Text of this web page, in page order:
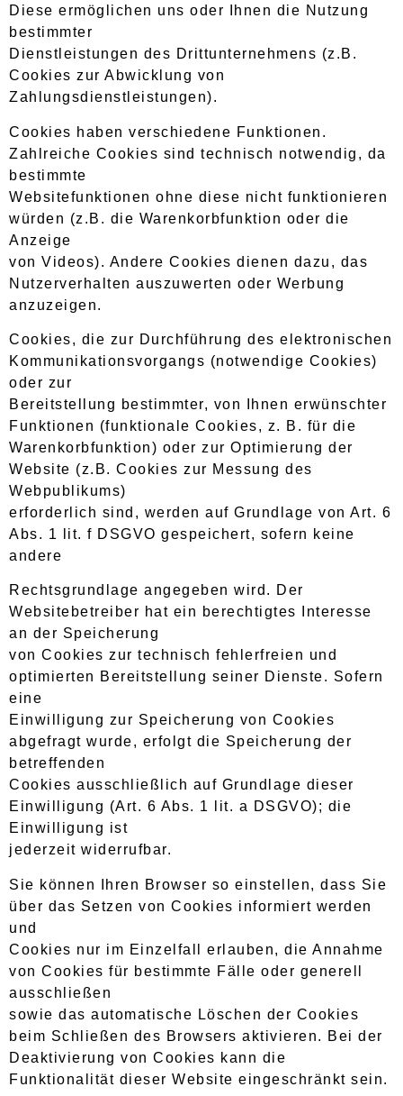
Diese ermöglichen uns oder Ihnen die Nutzung
bestimmter
Dienstleistungen des Drittunternehmens (z.B.
Cookies zur Abwicklung von
Zahlungsdienstleistungen).
Cookies haben verschiedene Funktionen.
Zahlreiche Cookies sind technisch notwendig, da
bestimmte
Websitefunktionen ohne diese nicht funktionieren
würden (z.B. die Warenkorbfunktion oder die
Anzeige
von Videos). Andere Cookies dienen dazu, das
Nutzerverhalten auszuwerten oder Werbung
anzuzeigen.
Cookies, die zur Durchführung des elektronischen
Kommunikationsvorgangs (notwendige Cookies)
oder zur
Bereitstellung bestimmter, von Ihnen erwünschter
Funktionen (funktionale Cookies, z. B. für die
Warenkorbfunktion) oder zur Optimierung der
Website (z.B. Cookies zur Messung des
Webpublikums)
erforderlich sind, werden auf Grundlage von Art. 6
Abs. 1 lit. f DSGVO gespeichert, sofern keine
andere
Rechtsgrundlage angegeben wird. Der
Websitebetreiber hat ein berechtigtes Interesse
an der Speicherung
von Cookies zur technisch fehlerfreien und
optimierten Bereitstellung seiner Dienste. Sofern
eine
Einwilligung zur Speicherung von Cookies
abgefragt wurde, erfolgt die Speicherung der
betreffenden
Cookies ausschließlich auf Grundlage dieser
Einwilligung (Art. 6 Abs. 1 lit. a DSGVO); die
Einwilligung ist
jederzeit widerrufbar.
Sie können Ihren Browser so einstellen, dass Sie
über das Setzen von Cookies informiert werden
und
Cookies nur im Einzelfall erlauben, die Annahme
von Cookies für bestimmte Fälle oder generell
ausschließen
sowie das automatische Löschen der Cookies
beim Schließen des Browsers aktivieren. Bei der
Deaktivierung von Cookies kann die
Funktionalität dieser Website eingeschränkt sein.